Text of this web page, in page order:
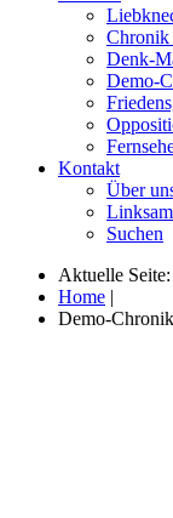
Chronik
Denk-
Demo-
Kontakt
Über
Suchen
Aktuelle Seite:
Home |
Demo-